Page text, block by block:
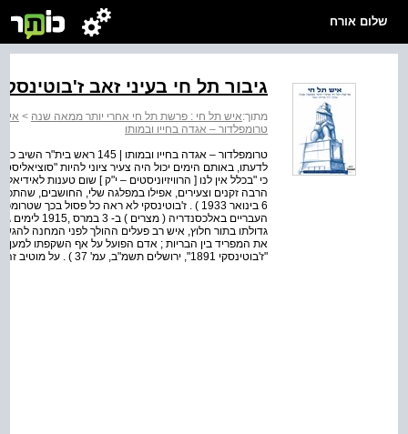
שלום אורח
גיבור תל חי בעיני זאב ז'בוטינסקי
מתוך:איש תל חי : פרשת תל חי אחרי יותר ממאה שנה >
טרומפלדור – אגדה בחייו ובמותו
טרומפלדור – אגדה בחייו
לדעתו, באותם הימים יכול היה צעיר ציוני להיות
כי "בכלל אין לנו [ הרוויזיוניסטים – י"ק ] שום טענות
הרבה זקנים וצעירים, אפילו במפלגה שלי, החושבים,
6 בינואר 1933 ) . ז'בוטינסקי לא ראה כל פסול
העבריים
גדולתו בתור חלוץ, איש רב פעלים ההולך לפני המחנה
את המפריד בין הבריות ; אדם הפועל על אף השקפתו למען
"ז'בוטינסקי 1891", ירושלים תשמ"ב, עמ' 37 ) . על מוטיב זה חזר ז'בוטינסקי במהלך נאום באספת עם המוני...